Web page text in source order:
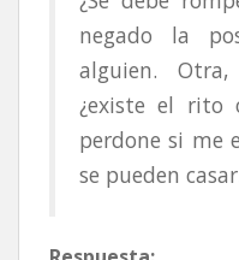
negado la
alguien.
¿existe el rito
perdone si me
se pueden